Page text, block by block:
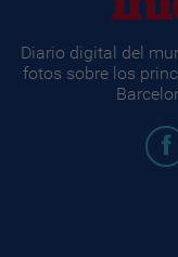
Diario digital del
fotos sobre los